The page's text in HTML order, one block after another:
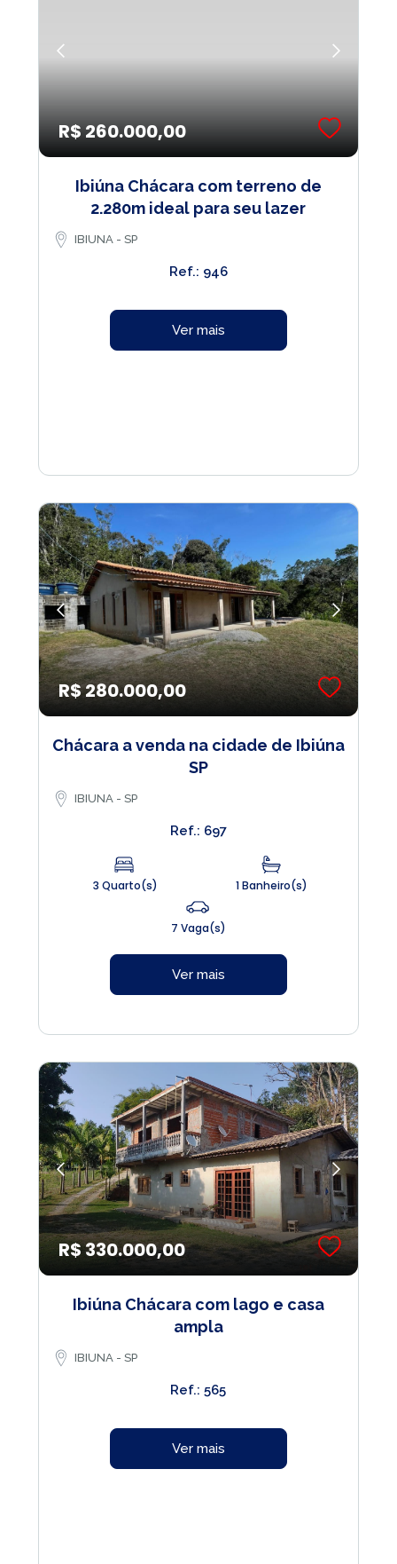
R$ 260.000,00
Ibiúna Chácara com terreno de
2.280m ideal para seu lazer
IBIUNA - SP
Ref.: 946
Ver mais
R$ 280.000,00
Chácara a venda na cidade de Ibiúna
SP
IBIUNA - SP
Ref.: 697
3 Quarto(s) 1 Banheiro(s)
7 Vaga(s)
Ver mais
R$ 330.000,00
Ibiúna Chácara com lago e casa
ampla
IBIUNA - SP
Ref.: 565
Ver mais